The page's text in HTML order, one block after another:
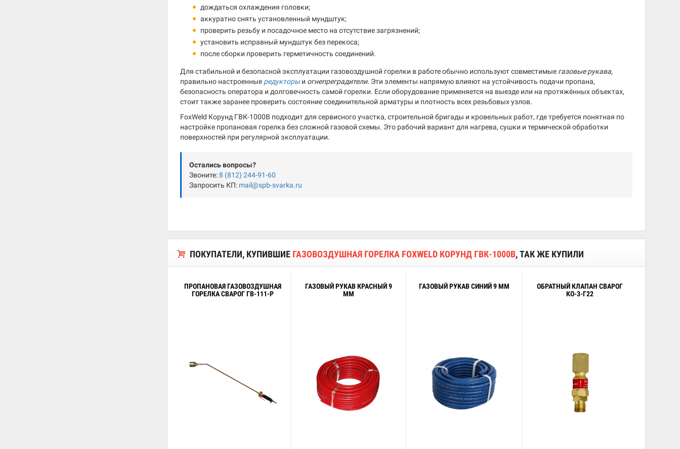
дождаться охлаждения головки;
аккуратно снять установленный мундштук;
проверить резьбу и посадочное место на отсутствие загрязнений;
установить исправный мундштук без перекоса;
после сборки проверить герметичность соединений.
Для стабильной и безопасной эксплуатации газовоздушной горелки в работе обычно используют совместимые газовые рукава,
правильно настроенные редукторыи огнепреградители. Эти элементы напрямую влияют на устойчивость подачи пропана,
безопасность оператора и долговечность самой горелки. Если оборудование применяется на выезде или на протяжённых объектах,
стоит также заранее проверить состояние соединительной арматуры и плотность всех резьбовых узлов.
FoxWeld Корунд ГВК-1000В подходит для сервисного участка, строительной бригады и кровельных работ, где требуется понятная по
настройке пропановая горелка без сложной газовой схемы. Это рабочий вариант для нагрева, сушки и термической обработки
поверхностей при регулярной эксплуатации.
Остались вопросы?
Звоните:8 (812) 244-91-60
Запросить КП: mail@spb-svarka.ru
ПОКУПАТЕЛИ, КУПИВШИЕ ГАЗОВОЗДУШНАЯ ГОРЕЛКА FOXWELD КОРУНД ГВК-1000В, ТАК ЖЕ КУПИЛИ
ПРОПАНОВАЯ ГАЗОВОЗДУШНАЯ
ГОРЕЛКА СВАРОГ ГВ-111-Р
ГАЗОВЫЙ РУКАВ КРАСНЫЙ 9
ММ
ГАЗОВЫЙ РУКАВ СИНИЙ 9 ММ
ОБРАТНЫЙ КЛАПАН СВАРОГ
КО-3-Г22